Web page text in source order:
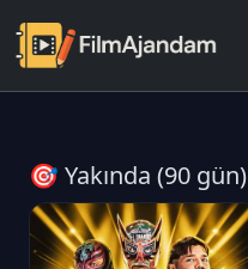
🎯 Yakında (90 gün)